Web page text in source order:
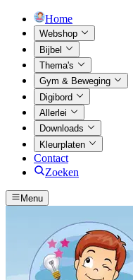
Home
Webshop
Bijbel
Thema's
Gym & Beweging
Digibord
Allerlei
Downloads
Kleurplaten
Contact
Zoeken
Menu